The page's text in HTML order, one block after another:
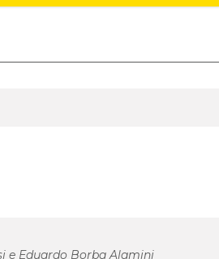
e Eduardo Borba Alamini